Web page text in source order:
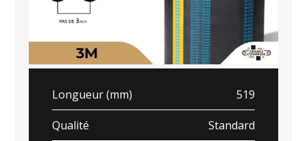
Longueur (mm) 519
Qualité Standard